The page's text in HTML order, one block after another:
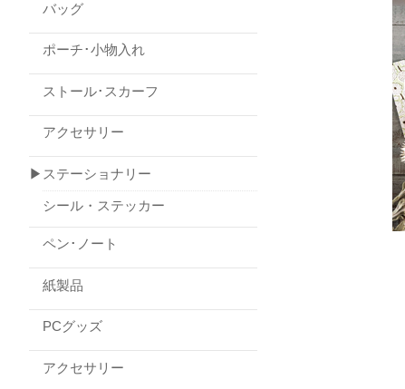
バッグ
ポーチ･小物入れ
ストール･スカーフ
アクセサリー
▶ステーショナリー
シール・ステッカー
ペン･ノート
紙製品
PCグッズ
アクセサリー